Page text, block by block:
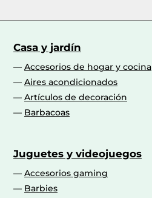
Casa y jardín
Accesorios de hogar y cocina
Aires acondicionados
Artículos de decoración
Barbacoas
Juguetes y videojuegos
Accesorios gaming
Barbies